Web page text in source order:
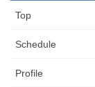
Top
Schedule
Profile